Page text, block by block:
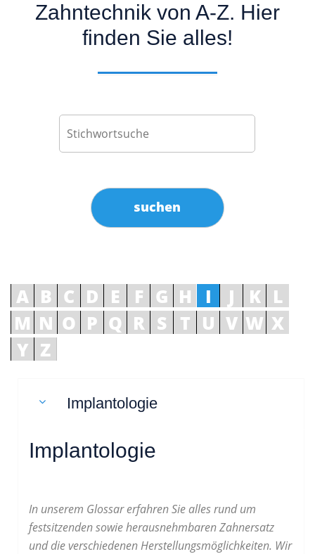
Zahntechnik von A-Z. Hier
finden Sie alles!
suchen
A B C D E F G H I J K L
M N O P Q R S T U V W X
Y Z
Implantologie
Implantologie
In unserem Glossar erfahren Sie alles rund um
festsitzenden sowie herausnehmbaren Zahnersatz
und die verschiedenen Herstellungsmöglichkeiten. Wir